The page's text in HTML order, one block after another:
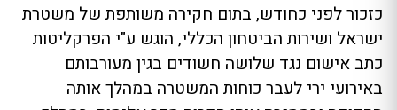
כזכור לפני כחודש, בתום חקירה משותפת של משטרת
ישראל ושירות הביטחון הכללי, הוגש ע"י הפרקליטות
כתב אישום נגד שלושה חשודים בגין מעורבותם
באירועי ירי לעבר כוחות המשטרה במהלך אותה